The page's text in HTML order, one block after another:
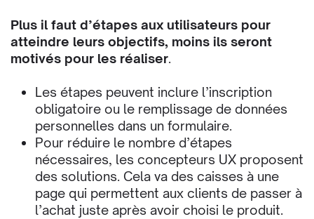
Plus il faut d’étapes aux utilisateurs pour
atteindre leurs objectifs, moins ils seront
motivés pour les réaliser.
Les étapes peuvent inclure l’inscription
obligatoire ou le remplissage de données
personnelles dans un formulaire.
Pour réduire le nombre d’étapes
nécessaires, les concepteurs UX proposent
des solutions. Cela va des caisses à une
page qui permettent aux clients de passer à
l’achat juste après avoir choisi le produit.